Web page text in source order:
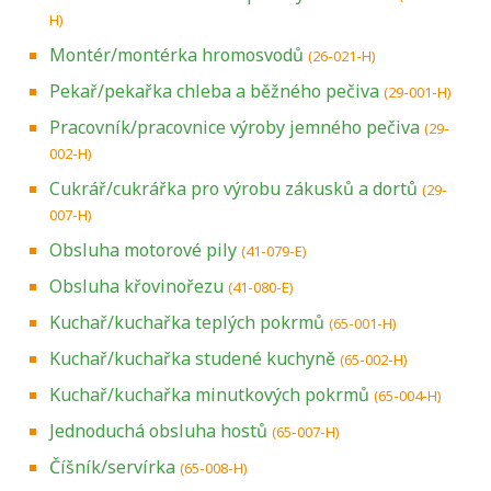
H)
Montér/montérka hromosvodů (26-021-H)
Pekař/pekařka chleba a běžného pečiva (29-001-H)
Pracovník/pracovnice výroby jemného pečiva (29-
002-H)
Cukrář/cukrářka pro výrobu zákusků a dortů (29-
007-H)
Obsluha motorové pily (41-079-E)
Obsluha křovinořezu (41-080-E)
Kuchař/kuchařka teplých pokrmů (65-001-H)
Kuchař/kuchařka studené kuchyně (65-002-H)
Kuchař/kuchařka minutkových pokrmů (65-004-H)
Jednoduchá obsluha hostů (65-007-H)
Číšník/servírka (65-008-H)